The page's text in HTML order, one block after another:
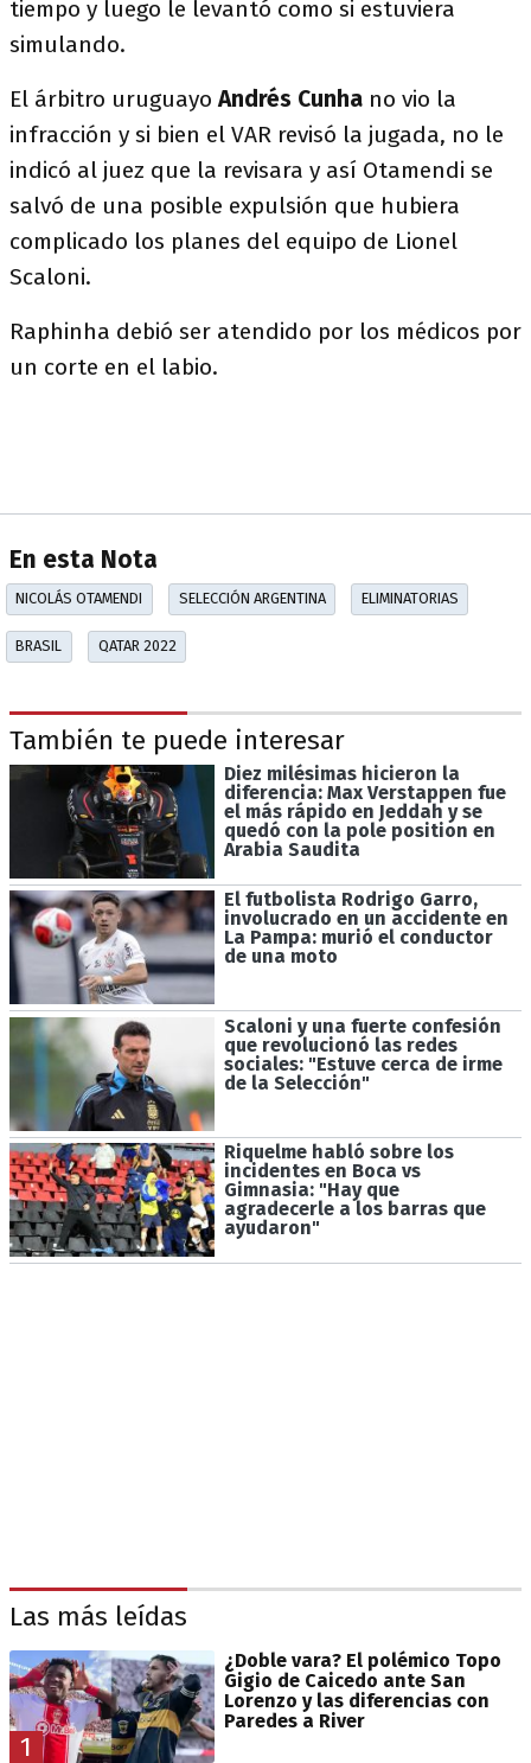
tiempo y luego le levantó como si estuviera
simulando.
El árbitro uruguayoAndrés Cunha no vio la
infracción y si bien el VAR revisó la jugada, no le
indicó al juez que la revisara y así Otamendi se
salvó de una posible expulsión que hubiera
complicado los planes del equipo de Lionel
Scaloni.
Raphinha debió ser atendido por los médicos por
un corte en el labio.
En esta Nota
NICOLÁS OTAMENDI SELECCIÓN ARGENTINA ELIMINATORIAS
BRASIL QATAR 2022
También te puede interesar
Diez milésimas hicieron la
diferencia: Max Verstappen fue
el más rápido en Jeddah y se
quedó con la pole position en
Arabia Saudita
El futbolista Rodrigo Garro,
involucrado en un accidente en
La Pampa: murió el conductor
de una moto
Scaloni y una fuerte confesión
que revolucionó las redes
sociales: "Estuve cerca de irme
de la Selección"
Riquelme habló sobre los
incidentes en Boca vs
Gimnasia: "Hay que
agradecerle a los barras que
ayudaron"
Las más leídas
1
¿Doble vara? El polémico Topo
Gigio de Caicedo ante San
Lorenzo y las diferencias con
Paredes a River